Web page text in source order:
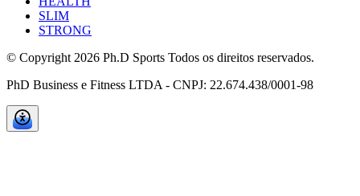
SLIM
STRONG
© Copyright 2026 Ph.D Sports Todos os direitos reservados.
PhD Business e Fitness LTDA - CNPJ: 22.674.438/0001-98